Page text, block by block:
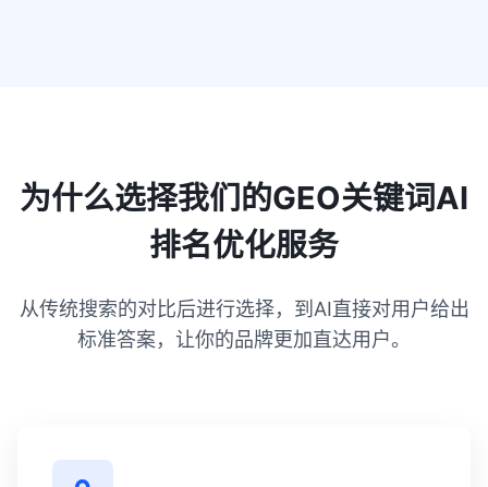
为什么选择我们的GEO关键词AI
排名优化服务
从传统搜索的对比后进行选择，到AI直接对用户给出
标准答案，让你的品牌更加直达用户。